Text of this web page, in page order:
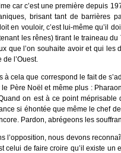
car c’est une première depuis
brisant tant de barrières
en vouloir, c’est lui-même qu’il
les rênes) tirant le traineau
que l’on souhaite avoir et qui
de l’Ouest.
à cela que correspond le fait de
le Père Noël et même plus :
on est à ce point méprisable
si éhontée que même le chef
Pardon, abrégeons les
l’opposition, nous devons
celui de faire croire qu’il existe